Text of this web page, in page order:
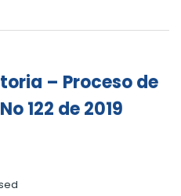
– Proceso de
122 de 2019